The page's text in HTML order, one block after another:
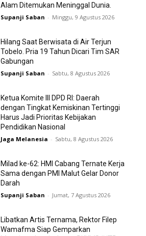
Alam Ditemukan Meninggal Dunia.
Supanji Saban - Minggu, 9 Agustus 2026
Hilang Saat Berwisata di Air Terjun
Tobelo. Pria 19 Tahun Dicari Tim SAR
Gabungan
Supanji Saban - Sabtu, 8 Agustus 2026
Ketua Komite III DPD RI: Daerah
dengan Tingkat Kemiskinan Tertinggi
Harus Jadi Prioritas Kebijakan
Pendidikan Nasional
Jaga Melanesia - Sabtu, 8 Agustus 2026
Milad ke-62: HMI Cabang Ternate Kerja
Sama dengan PMI Malut Gelar Donor
Darah
Supanji Saban - Jumat, 7 Agustus 2026
Libatkan Artis Ternama, Rektor Filep
Wamafma Siap Gemparkan